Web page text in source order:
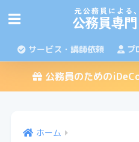
サービス・講師依頼 プ
公務員のための
ホーム